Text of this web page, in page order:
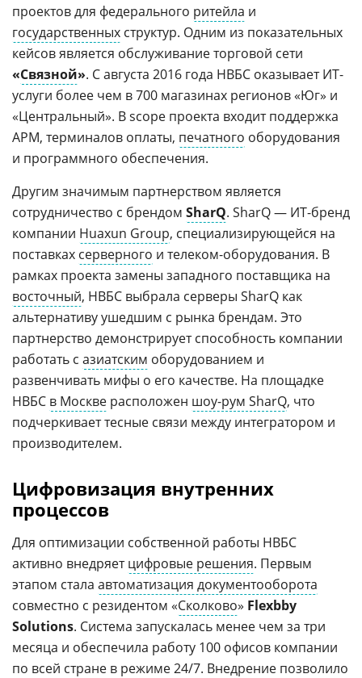
проектов для федерального ритейла и
государственных структур. Одним из показательных
кейсов является обслуживание торговой сети
«Связной». С августа 2016 года НВБС оказывает ИТ-
услуги более чем в 700 магазинах регионов «Юг» и
«Центральный». В scope проекта входит поддержка
АРМ, терминалов оплаты, печатного оборудования
и программного обеспечения.
Другим значимым партнерством является
сотрудничество с брендом SharQ. SharQ — ИТ-бренд
компании Huaxun Group, специализирующейся на
поставках серверного и телеком-оборудования. В
рамках проекта замены западного поставщика на
восточный, НВБС выбрала серверы SharQ как
альтернативу ушедшим с рынка брендам. Это
партнерство демонстрирует способность компании
работать с азиатским оборудованием и
развенчивать мифы о его качестве. На площадке
НВБС в Москве расположен шоу-рум SharQ, что
подчеркивает тесные связи между интегратором и
производителем.
Цифровизация внутренних
процессов
Для оптимизации собственной работы НВБС
активно внедряетцифровые решения. Первым
этапом стала автоматизация документооборота
совместно с резидентом «Сколково» Flexbby
Solutions. Система запускалась менее чем за три
месяца и обеспечила работу 100 офисов компании
по всей стране в режиме 24/7. Внедрение позволило